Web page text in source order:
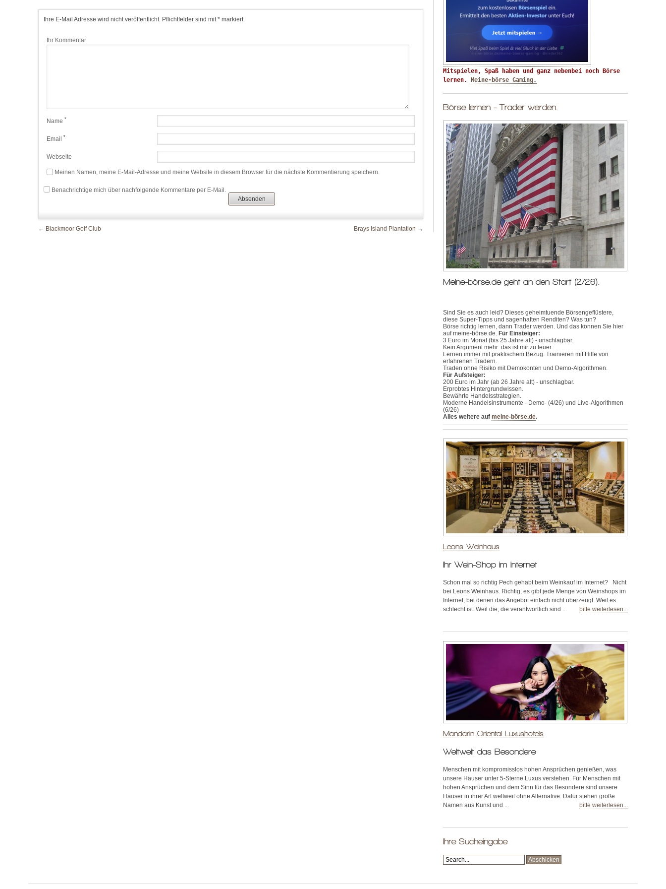
Ihre E-Mail Adresse wird nicht veröffentlicht. Pflichtfelder sind mit * markiert.
Ihr Kommentar
Name *
Email *
Webseite
Meinen Namen, meine E-Mail-Adresse und meine Website in diesem Browser für die nächste Kommentierung speichern.
Benachrichtige mich über nachfolgende Kommentare per E-Mail.
← Blackmoor Golf Club Brays Island Plantation →
Mitspielen, Spaß haben und ganz nebenbei noch Börse
lernen.
Meine-börse Gaming.
Börse lernen - Trader werden.
Meine-börse.de geht an den Start (2/26).
Sind Sie es auch leid? Dieses geheimtuende Börsengeflüstere,
diese Super-Tipps und sagenhaften Renditen? Was tun?
Börse richtig lernen, dann Trader werden. Und das können Sie hier
auf meine-börse.de. Für Einsteiger:
3 Euro im Monat (bis 25 Jahre alt) - unschlagbar.
Kein Argument mehr: das ist mir zu teuer.
Lernen immer mit praktischem Bezug. Trainieren mit Hilfe von
erfahrenen Tradern.
Traden ohne Risiko mit Demokonten und Demo-Algorithmen.
Für Aufsteiger:
200 Euro im Jahr (ab 26 Jahre alt) - unschlagbar.
Erprobtes Hintergrundwissen.
Bewährte Handelsstrategien.
Moderne Handelsinstrumente - Demo- (4/26) und Live-Algorithmen
(6/26)
Alles weitere aufmeine-börse.de.
Leons Weinhaus
Ihr Wein-Shop im Internet
Schon mal so richtig Pech gehabt beim Weinkauf im Internet? Nicht
bei Leons Weinhaus. Richtig, es gibt jede Menge von Weinshops im
Internet, bei denen das Angebot einfach nicht überzeugt. Weil es
schlecht ist. Weil die, die verantwortlich sind ...
bitte weiterlesen...
Mandarin Oriental Luxushotels
Weltweit das Besondere
Menschen mit kompromisslos hohen Ansprüchen genießen, was
unsere Häuser unter 5-Sterne Luxus verstehen. Für Menschen mit
hohen Ansprüchen und dem Sinn für das Besondere sind unsere
Häuser in ihrer Art weltweit ohne Alternative. Dafür stehen große
Namen aus Kunst und ...
bitte weiterlesen...
Ihre Sucheingabe